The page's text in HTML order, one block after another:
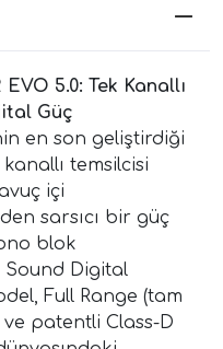
5.0: Tek Kanallı
Güç
en son geliştirdiği
temsilcisi
içi
sarsıcı bir güç
blok
Digital
Full Range (tam
patentli Class-D